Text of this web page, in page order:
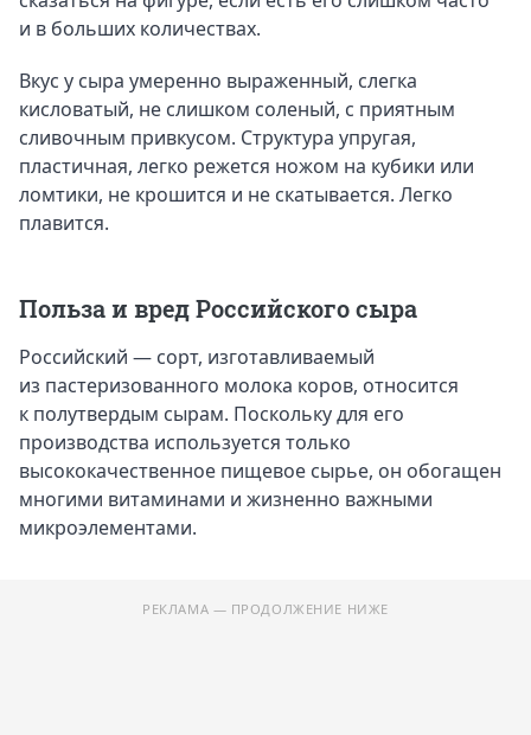
и в больших количествах.
Вкус у сыра умеренно выраженный, слегка
кисловатый, не слишком соленый, с приятным
сливочным привкусом. Структура упругая,
пластичная, легко режется ножом на кубики или
ломтики, не крошится и не скатывается. Легко
плавится.
Польза и вред Российского сыра
Российский — сорт, изготавливаемый
из пастеризованного молока коров, относится
к полутвердым сырам. Поскольку для его
производства используется только
высококачественное пищевое сырье, он обогащен
многими витаминами и жизненно важными
микроэлементами.
РЕКЛАМА — ПРОДОЛЖЕНИЕ НИЖЕ